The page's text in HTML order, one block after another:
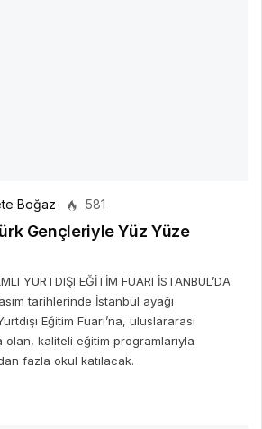
Boğaz 581
Gençleriyle Yüz Yüze
YURTDIŞI EĞİTİM FUARI İSTANBUL’DA
tarihlerinde İstanbul ayağı
Eğitim Fuarı’na, uluslararası
kaliteli eğitim programlarıyla
fazla okul katılacak.